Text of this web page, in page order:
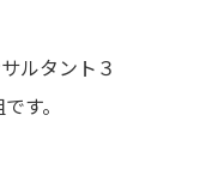
ルタント３
す。